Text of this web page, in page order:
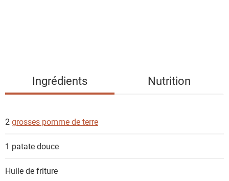
i
t
Ingrédients Nutrition
2 grosses pomme de terre
1 patate douce
Huile de friture